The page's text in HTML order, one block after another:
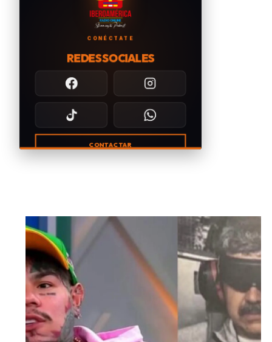
CONÉCTATE
REDES SOCIALES
CONTACTAR